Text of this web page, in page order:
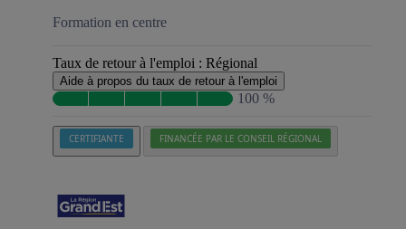
Formation en centre
Taux de retour à l'emploi : Régional
Aide à propos du taux de retour à l'emploi
100 %
CERTIFIANTE FINANCÉE PAR LE CONSEIL RÉGIONAL